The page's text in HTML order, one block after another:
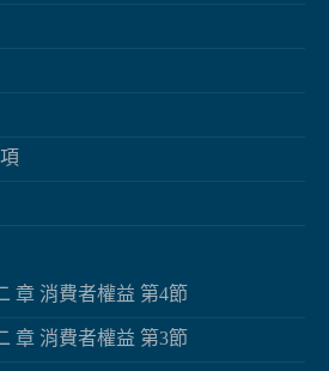
章 消費者權益 第4節
章 消費者權益 第3節